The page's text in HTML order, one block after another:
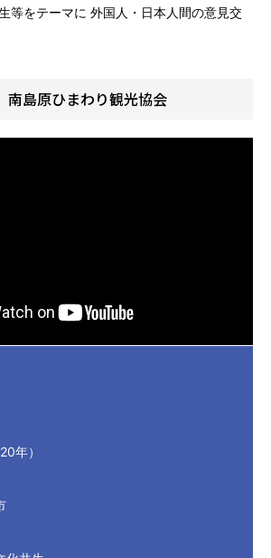
等をテーマに 外国人・日本人間の意見交
島原ひまわり観光協会
年）